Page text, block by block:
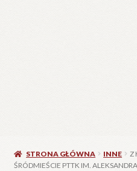
STRONA GŁÓWNA INNE
Z
ŚRÓDMIEŚCIE PTTK IM.